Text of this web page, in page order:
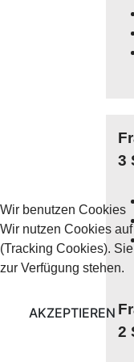
3
2
Wir benutzen Cookies
Wir nutzen Cookies
(Tracking Cookies).
zur Verfügung stehen.
AKZEPTIEREN